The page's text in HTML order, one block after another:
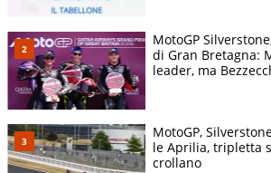
MotoGP
di Gran Bretagna:
leader, ma
MotoGP,
le Aprilia, tripletta
crollano